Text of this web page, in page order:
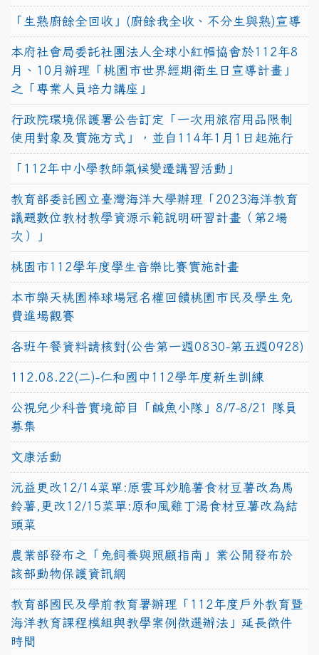
「生熟廚餘全回收」(廚餘我全收、不分生與熟)宣導
本府社會局委託社團法人全球小紅帽協會於112年8
月、10月辦理「桃園市世界經期衛生日宣導計畫」
之「專業人員培力講座」
行政院環境保護署公告訂定「一次用旅宿用品限制
使用對象及實施方式」，並自114年1月1日起施行
「112年中小學教師氣候變遷講習活動」
教育部委託國立臺灣海洋大學辦理「2023海洋教育
議題數位教材教學資源示範說明研習計畫（第2場
次）」
桃園市112學年度學生音樂比賽實施計畫
本市樂天桃園棒球場冠名權回饋桃園市民及學生免
費進場觀賽
各班午餐資料請核對(公告第一週0830-第五週0928)
112.08.22(二)-仁和國中112學年度新生訓練
公視兒少科普實境節目「鹹魚小隊」8/7-8/21 隊員
募集
文康活動
沅益更改12/14菜單:原雲耳炒脆薯食材豆薯改為馬
鈴薯,更改12/15菜單:原和風雞丁湯食材豆薯改為結
頭菜
農業部發布之「兔飼養與照顧指南」業公開發布於
該部動物保護資訊網
教育部國民及學前教育署辦理「112年度戶外教育暨
海洋教育課程模組與教學案例徵選辦法」延長徵件
時間